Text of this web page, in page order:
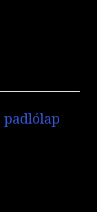
padlólap